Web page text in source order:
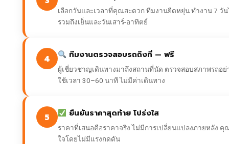
เลือกวันและเวลาที่คุณสะดวก ทีมงานยืดหยุ่น ทำงาน 7 วั
รวมถึงเย็นและวันเสาร์-อาทิตย์
4 ทีมงานตรวจสอบรถถึงที่ — ฟรี
ผู้เชี่ยวชาญเดินทางมาถึงสถานที่นัด ตรวจสอบสภาพรถอย่
ใช้เวลา 30–60 นาที ไม่มีค่าเดินทาง
5 ยืนยันราคาสุดท้าย โปร่งใส
ราคาที่เสนอคือราคาจริง ไม่มีการเปลี่ยนแปลงภายหลัง
ใจโดยไม่มีแรงกดดัน